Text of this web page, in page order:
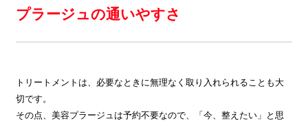
プラージュの通いやすさ
トリートメントは、必要なときに無理なく取り入れられることも大
切です。
その点、美容プラージュは予約不要なので、「今、整えたい」と思